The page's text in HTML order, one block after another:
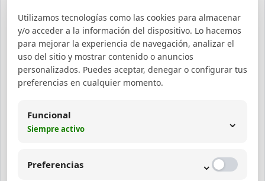
para diferentes métodos de integración:
M
é
t
d
Des
ción
Uso
rec
Ejemplo de código o
Utilizamos tecnologías como las cookies para almacenar
y/o acceder a la información del dispositivo. Lo hacemos
para mejorar la experiencia de navegación, analizar el
uso del sitio y mostrar contenido o anuncios
personalizados. Puedes aceptar, denegar o configurar tus
preferencias en cualquier momento.
Funcional
Siempre activo ⌄
Preferencias ⌄